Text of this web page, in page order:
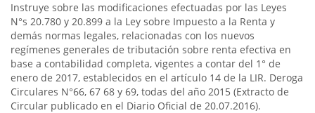
Instruye sobre las modificaciones efectuadas por las Leyes
N°s 20.780 y 20.899 a la Ley sobre Impuesto a la Renta y
demás normas legales, relacionadas con los nuevos
regímenes generales de tributación sobre renta efectiva en
base a contabilidad completa, vigentes a contar del 1° de
enero de 2017, establecidos en el artículo 14 de la LIR. Deroga
Circulares N°66, 67 68 y 69, todas del año 2015 (Extracto de
Circular publicado en el Diario Oficial de 20.07.2016).